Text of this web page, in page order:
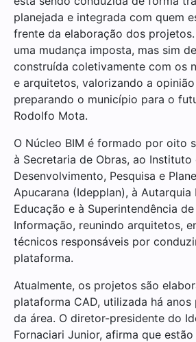
planejada e integrada com quem
frente da elaboração dos
uma mudança imposta, mas sim
construída coletivamente com os
e arquitetos, valorizando a
preparando o município para o
Rodolfo Mota.
O Núcleo BIM é formado por oito
à Secretaria de Obras, ao Instituto
Desenvolvimento, Pesquisa e
Apucarana (Idepplan), à Autarquia
Educação e à Superintendência
Informação, reunindo arquitetos,
técnicos responsáveis por
plataforma.
Atualmente, os projetos são
plataforma CAD, utilizada há
da área. O diretor-presidente do
Fornaciari Junior, afirma que